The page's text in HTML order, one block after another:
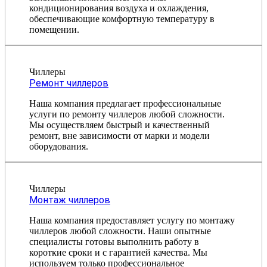
кондиционирования воздуха и охлаждения,
обеспечивающие комфортную температуру в
помещении.
Чиллеры
Ремонт чиллеров
Наша компания предлагает профессиональные
услуги по ремонту чиллеров любой сложности.
Мы осуществляем быстрый и качественный
ремонт, вне зависимости от марки и модели
оборудования.
Чиллеры
Монтаж чиллеров
Наша компания предоставляет услугу по монтажу
чиллеров любой сложности. Наши опытные
специалисты готовы выполнить работу в
короткие сроки и с гарантией качества. Мы
используем только профессиональное